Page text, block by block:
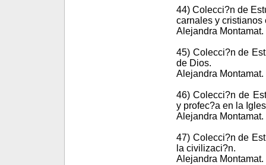
44) Colecci?n de
carnales y cristianos
Alejandra
45) Colecci?n de
de Dios.
Alejandra
46) Colecci?n de
y profec?a en la
Alejandra
47) Colecci?n de
la civilizaci?n.
Alejandra